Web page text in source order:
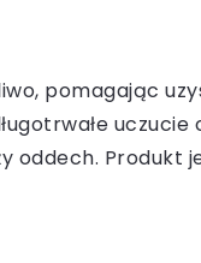
pomagając
uczucie
Produkt